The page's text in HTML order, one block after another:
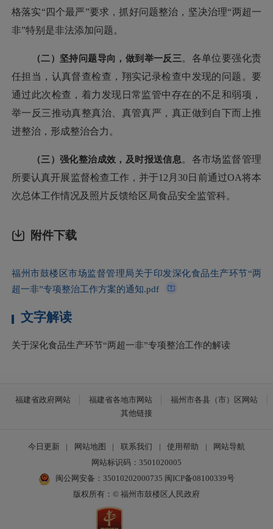
格落实“四个最严”要求，抓好问题整治，坚决治理“两超一
非”特别是非法添加问题。
（二）坚持问题导向，做到举一反三。各单位要强化责
任担当，认真督查检查，翔实记录检查中发现的问题。要
通过此次检查，着力发现日常监管中存在的不足和弱项，
举一反三推动真整真治、真管真严，真正做到自下而上推
进整治，形成整治合力。
（三）强化整治成效，及时报送信息。各市场监督管理
所要认真开展监督检查工作，并于12月30日前通过OA将本
次总体工作情况及照片反馈给区局食品安全监管科。
附件下载
福州市鼓楼区市场监督管理局关于印发深化食品生产环节“两
超一非”专项整治工作方案的通知.pdf
文字解读
关于深化食品生产环节“两超一非”专项整治工作的解读
福建省政府网站 福建省各地市网站
福州市各县（市）区网站
其他链接
今日更新 | 网站地图 | 联系我们 | 使用帮助 |
网站导航
网站标识码：3501020005
闽公网安备：35010202000735 闽ICP备08100339号
版权所有：© 福州市鼓楼区人民政府